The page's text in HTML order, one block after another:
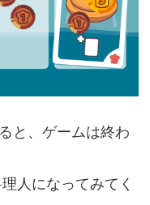
と、ゲームは終わ
人になってみてく